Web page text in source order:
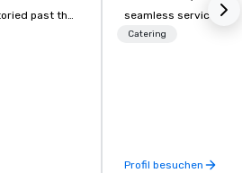
past that
a pivotal
seamless service.
everything—menu
Catering
Profil besuchen